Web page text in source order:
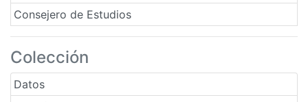
Consejero de Estudios
Colección
Datos